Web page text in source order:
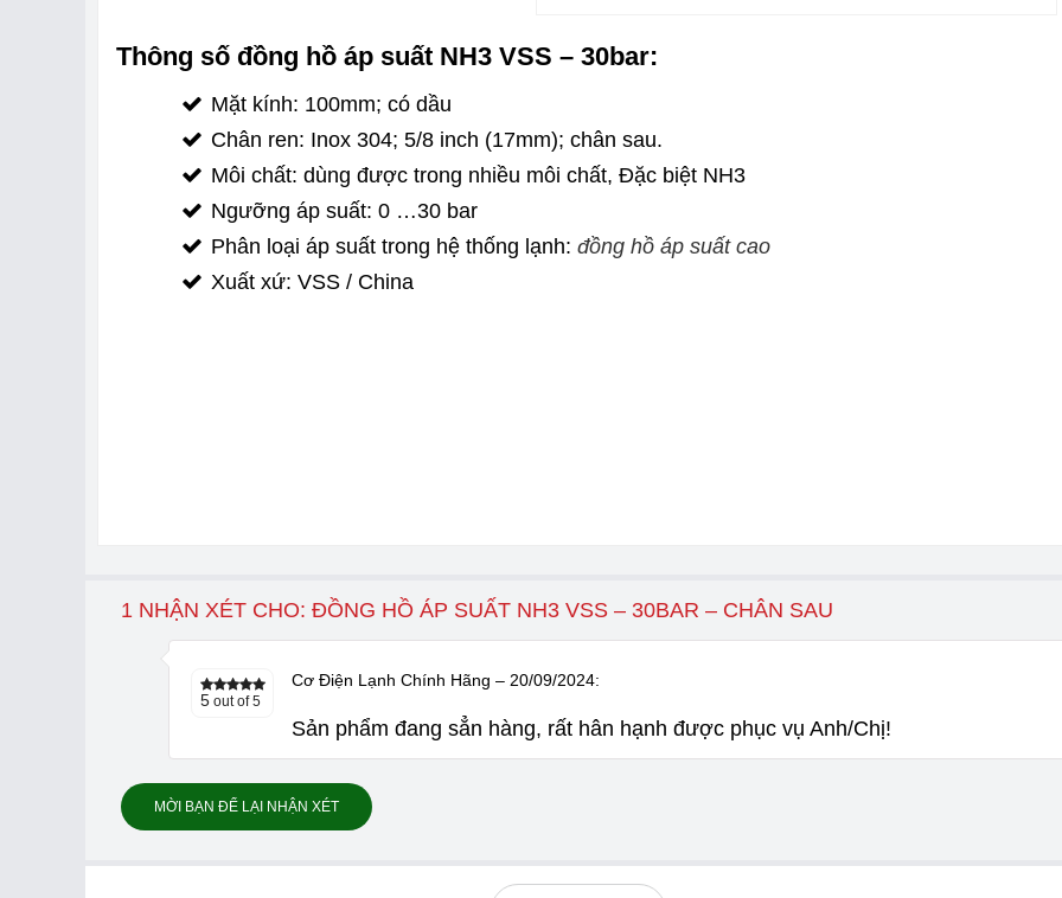
Thông số đồng hồ áp suất NH3 VSS – 30bar:
Mặt kính: 100mm; có dầu
Chân ren: Inox 304; 5/8 inch (17mm); chân sau.
Môi chất: dùng được trong nhiều môi chất, Đặc biệt NH3
Ngưỡng áp suất: 0 …30 bar
Phân loại áp suất trong hệ thống lạnh: đồng hồ áp suất cao
Xuất xứ: VSS / China
1 NHẬN XÉT CHO: ĐỒNG HỒ ÁP SUẤT NH3 VSS – 30BAR – CHÂN SAU
5 out of 5
Cơ Điện Lạnh Chính Hãng – 20/09/2024:
Sản phẩm đang sẳn hàng, rất hân hạnh được phục vụ Anh/Chị!
MỜI BẠN ĐỂ LẠI NHẬN XÉT